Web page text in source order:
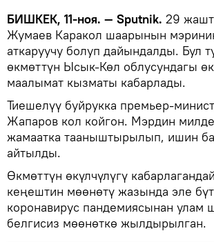
БИШКЕК, 11-ноя. — Sputnik. 29
Жумаев Каракол шаарынын
аткаруучу болуп дайындалды. Бул
өкмөттүн Ысык-Көл облусундагы
маалымат кызматы кабарлады.
Тиешелүү буйрукка премьер-
Жапаров кол койгон. Мэрдин
жамаатка тааныштырылып, ишин
айтылды.
Өкмөттүн өкүлчүлүгү
кеңештин мөөнөтү жазында эле
коронавирус пандемиясынан улам
белгисиз мөөнөткө жылдырылган.